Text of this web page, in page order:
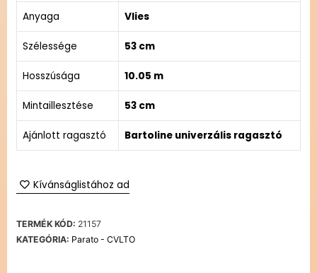
Anyaga Vlies
Szélessége 53 cm
Hosszúsága 10.05 m
Mintaillesztése 53 cm
Ajánlott ragasztó Bartoline univerzális ragasztó
Kívánságlistához ad
TERMÉK KÓD: 21157
KATEGÓRIA: Parato - CVLTO